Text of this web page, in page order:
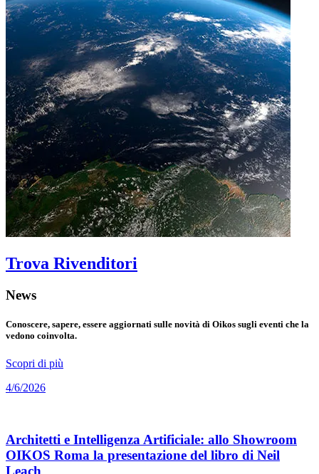
Trova Rivenditori
News
Conoscere, sapere, essere aggiornati sulle novità di Oikos sugli eventi che la
vedono coinvolta.
Scopri di più
4/6/2026
Architetti e Intelligenza Artificiale: allo Showroom
OIKOS Roma la presentazione del libro di Neil
Leach